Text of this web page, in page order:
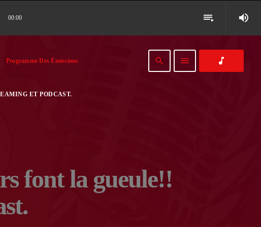
00:00 playlist_play volume_up
Programme Des Émissions search menu music_note
ET PODCAST.
font la gueule!!